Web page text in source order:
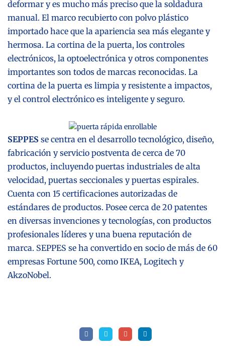
deformar y es mucho más preciso que la soldadura
manual. El marco recubierto con polvo plástico
importado hace que la apariencia sea más elegante y
hermosa. La cortina de la puerta, los controles
electrónicos, la optoelectrónica y otros componentes
importantes son todos de marcas reconocidas. La
cortina de la puerta es limpia y resistente a impactos,
y el control electrónico es inteligente y seguro.
SEPPES se centra en el desarrollo tecnológico, diseño,
fabricación y servicio postventa de cerca de 70
productos, incluyendo puertas industriales de alta
velocidad, puertas seccionales y puertas espirales.
Cuenta con 15 certificaciones autorizadas de
estándares de productos. Posee cerca de 20 patentes
en diversas invenciones y tecnologías, con productos
profesionales líderes y una buena reputación de
marca. SEPPES se ha convertido en socio de más de 60
empresas Fortune 500, como IKEA, Logitech y
AkzoNobel.